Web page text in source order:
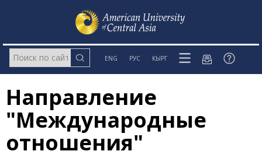
ENG РУС КЫРГ
Направление
"Международные
отношения"